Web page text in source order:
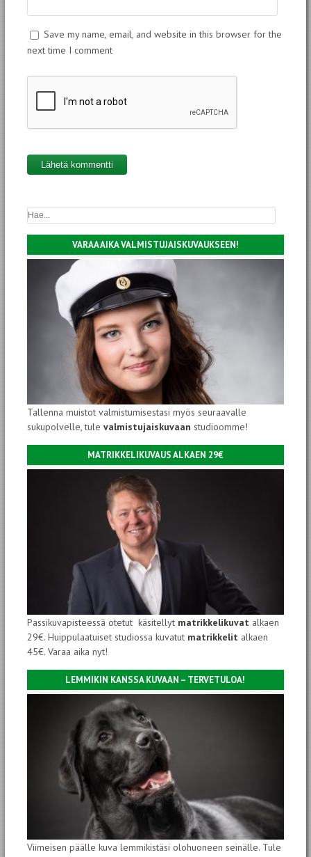
Save my name, email, and website in this browser for the
next time I comment
VARAA AIKA VALMISTUJAISKUVAUKSEEN!
Tallenna muistot valmistumisestasi myös seuraavalle
sukupolvelle, tule valmistujaiskuvaan studioomme!
MATRIKKELIKUVAUS ALKAEN 29€
Passikuvapisteessä otetut käsitellyt matrikkelikuvat alkaen
29€. Huippulaatuiset studiossa kuvatut matrikkelit alkaen
45€. Varaa aika nyt!
LEMMIKIN KANSSA KUVAAN – TERVETULOA!
Viimeisen päälle kuva lemmikistäsi olohuoneen seinälle. Tule